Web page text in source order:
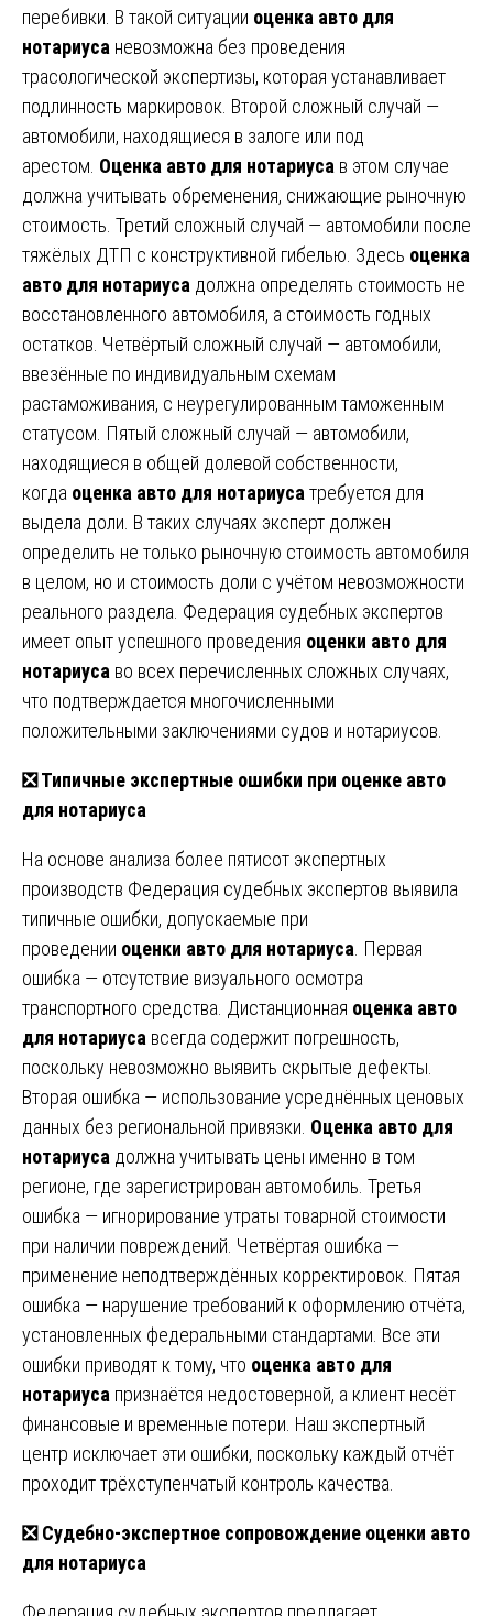
перебивки. В такой ситуации оценка авто для
нотариуса невозможна без проведения
трасологической экспертизы, которая устанавливает
подлинность маркировок. Второй сложный случай —
автомобили, находящиеся в залоге или под
арестом. Оценка авто для нотариуса в этом случае
должна учитывать обременения, снижающие рыночную
стоимость. Третий сложный случай — автомобили после
тяжёлых ДТП с конструктивной гибелью. Здесь оценка
авто для нотариуса должна определять стоимость не
восстановленного автомобиля, а стоимость годных
остатков. Четвёртый сложный случай — автомобили,
ввезённые по индивидуальным схемам
растаможивания, с неурегулированным таможенным
статусом. Пятый сложный случай — автомобили,
находящиеся в общей долевой собственности,
когда оценка авто для нотариуса требуется для
выдела доли. В таких случаях эксперт должен
определить не только рыночную стоимость автомобиля
в целом, но и стоимость доли с учётом невозможности
реального раздела. Федерация судебных экспертов
имеет опыт успешного проведения оценки авто для
нотариуса во всех перечисленных сложных случаях,
что подтверждается многочисленными
положительными заключениями судов и нотариусов.
❎ Типичные экспертные ошибки при оценке авто
для нотариуса
На основе анализа более пятисот экспертных
производств Федерация судебных экспертов выявила
типичные ошибки, допускаемые при
проведении оценки авто для нотариуса . Первая
ошибка — отсутствие визуального осмотра
транспортного средства. Дистанционная оценка авто
для нотариуса всегда содержит погрешность,
поскольку невозможно выявить скрытые дефекты.
Вторая ошибка — использование усреднённых ценовых
данных без региональной привязки. Оценка авто для
нотариуса должна учитывать цены именно в том
регионе, где зарегистрирован автомобиль. Третья
ошибка — игнорирование утраты товарной стоимости
при наличии повреждений. Четвёртая ошибка —
применение неподтверждённых корректировок. Пятая
ошибка — нарушение требований к оформлению отчёта,
установленных федеральными стандартами. Все эти
ошибки приводят к тому, что оценка авто для
нотариуса признаётся недостоверной, а клиент несёт
финансовые и временные потери. Наш экспертный
центр исключает эти ошибки, поскольку каждый отчёт
проходит трёхступенчатый контроль качества.
❎ Судебно-экспертное сопровождение оценки авто
для нотариуса